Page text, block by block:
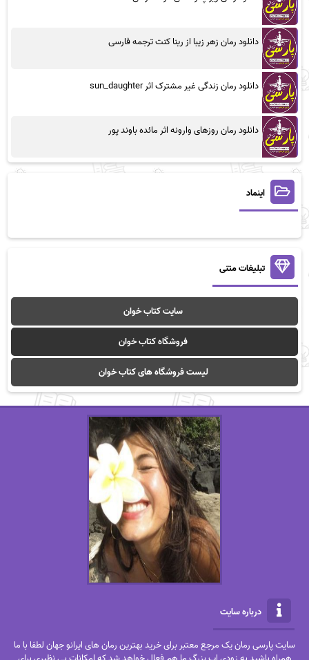
دانلود رمان زهر زیبا از رینا کنت ترجمه فارسی
دانلود رمان زندگی غیر مشترک اثر sun_daughter
دانلود رمان روزهای وارونه اثر مائده باوند پور
اینماد
تبلیغات متنی
سایت کتاب خوان
فروشگاه کتاب خوان
لیست فروشگاه های کتاب خوان
درباره سایت
سایت پارسی رمان یک مرجع معتبر برای خرید بهترین رمان های ایرانو جهان لطفا با ما